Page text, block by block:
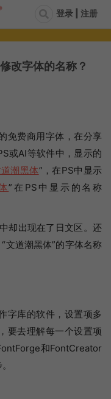
登录 | 注册
改字体的名称？
免费商用字体，在分享
或AI等软件中，显示的
潮黑体”，在PS中显示
”在PS中显示的名称
却出现在了日文区。还
文道潮黑体”的字体名称
字库的软件，设置项多
要去理解每一个设置项
和FontCreator